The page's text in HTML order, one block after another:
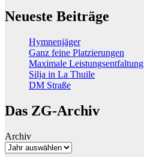
Neueste Beiträge
Hymnenjäger
Ganz feine Platzierungen
Maximale Leistungsentfaltung
Silja in La Thuile
DM Straße
Das ZG-Archiv
Archiv